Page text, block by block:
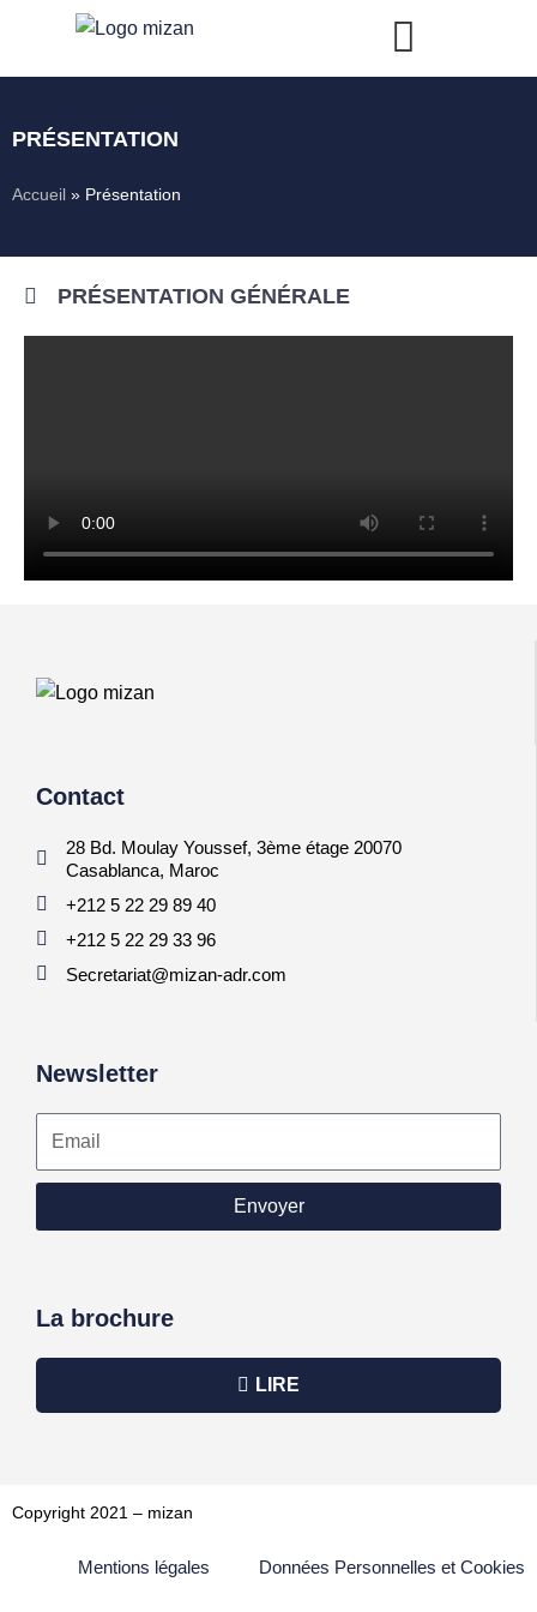
contenu
PRÉSENTATION
Accueil » Présentation
PRÉSENTATION GÉNÉRALE
Contact
28 Bd. Moulay Youssef, 3ème étage 20070
Casablanca, Maroc
+212 5 22 29 89 40
+212 5 22 29 33 96
Secretariat@mizan-adr.com
Newsletter
Envoyer
La brochure
LIRE
Copyright 2021 – mizan
Mentions légales Données Personnelles et Cookies